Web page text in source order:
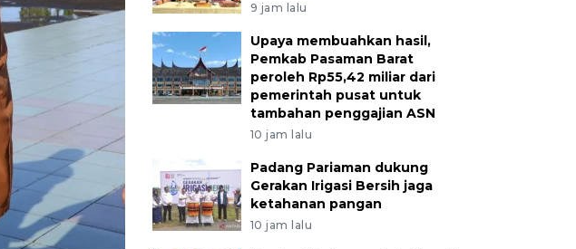
9 jam lalu
Upaya membuahkan hasil,
Pemkab Pasaman Barat
peroleh Rp55,42 miliar dari
pemerintah pusat untuk
tambahan penggajian ASN
10 jam lalu
Padang Pariaman dukung
Gerakan Irigasi Bersih jaga
ketahanan pangan
10 jam lalu